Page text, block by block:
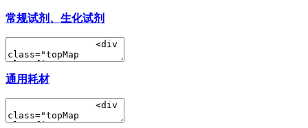
常规试剂、生化试剂
通用耗材